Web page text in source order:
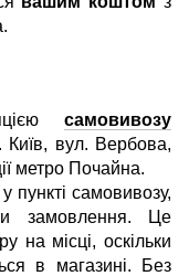
самовивозу
вул. Вербова,
метро Почайна.
пункті самовивозу,
замовлення. Це
на місці, оскільки
в магазині. Без